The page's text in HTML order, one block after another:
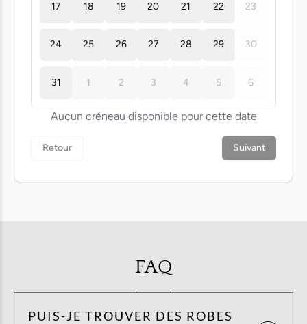
FAQ
PUIS-JE TROUVER DES ROBES